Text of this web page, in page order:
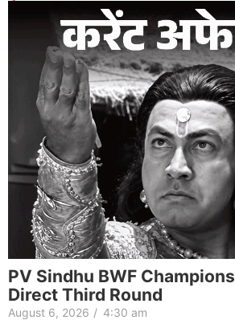
PV Sindhu BWF
Direct Third Round
August 6, 2026 / 4:30 am